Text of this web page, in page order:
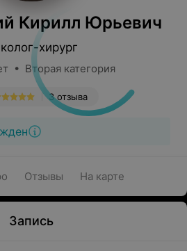
Кирилл Юрьевич
хирург
• Вторая категория
3 отзыва
Отзывы На карте
Запись